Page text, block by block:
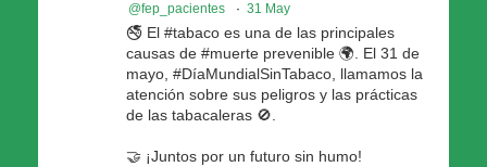
@fep_pacientes · 31 May
🚭 El #tabaco es una de las principales
causas de #muerte prevenible 🌍. El 31 de
mayo, #DíaMundialSinTabaco, llamamos la
atención sobre sus peligros y las prácticas
de las tabacaleras 🚫.
🤝 ¡Juntos por un futuro sin humo!